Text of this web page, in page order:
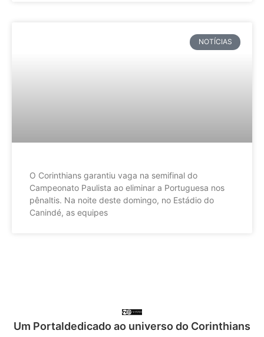
NOTÍCIAS
O Corinthians garantiu vaga na semifinal do
Campeonato Paulista ao eliminar a Portuguesa nos
pênaltis. Na noite deste domingo, no Estádio do
Canindé, as equipes
Um Portaldedicado ao universo do Corinthians